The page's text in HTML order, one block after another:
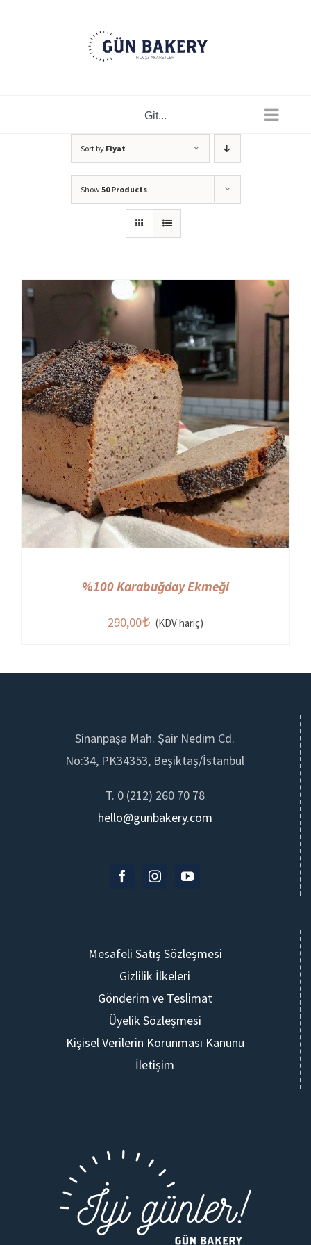
Git...
Sort by Fiyat
Show50 Products
%100 Karabuğday Ekmeği
290,00 (KDV hariç)
Sinanpaşa Mah. Şair Nedim Cd.
No:34, PK34353, Beşiktaş/İstanbul
T. 0 (212) 260 70 78
hello@gunbakery.com
Mesafeli Satış Sözleşmesi
Gizlilik İlkeleri
Gönderim ve Teslimat
Üyelik Sözleşmesi
Kişisel Verilerin Korunması Kanunu
İletişim